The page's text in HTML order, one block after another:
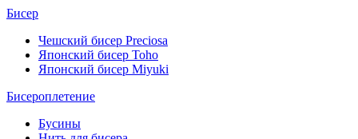
Бисер
Чешский бисер Preciosa
Японский бисер Toho
Японский бисер Miyuki
Бисероплетение
Бусины